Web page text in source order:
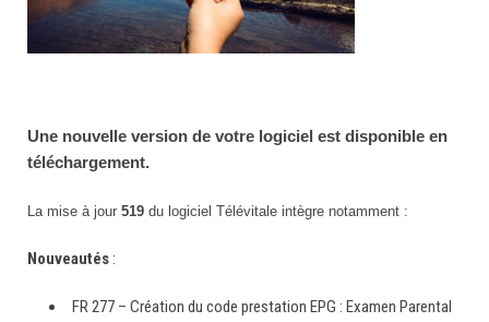
Une nouvelle version de votre logiciel est disponible en
téléchargement.
La mise à jour 519 du logiciel Télévitale intègre notamment :
Nouveautés :
FR 277 – Création du code prestation EPG : Examen Parental